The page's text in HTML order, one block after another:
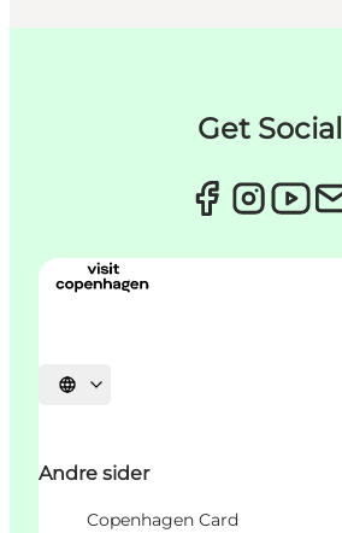
Get Social
Vælg sprog
Andre sider
Copenhagen Card